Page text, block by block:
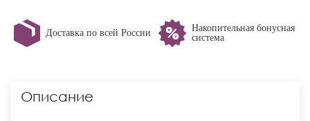
Доставка по всей России
Накопительная бонусная
система
Описание